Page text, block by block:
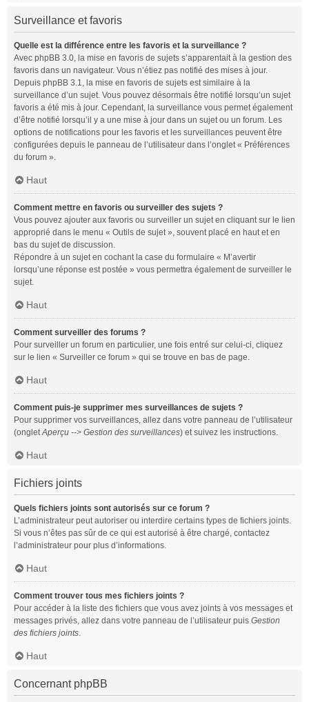
Surveillance et favoris
Quelle est la différence entre les favoris et la surveillance ?
Avec phpBB 3.0, la mise en favoris de sujets s’apparentait à la gestion des
favoris dans un navigateur. Vous n’étiez pas notifié des mises à jour.
Depuis phpBB 3.1, la mise en favoris de sujets est similaire à la
surveillance d’un sujet. Vous pouvez désormais être notifié lorsqu’un sujet
favoris a été mis à jour. Cependant, la surveillance vous permet également
d’être notifié lorsqu’il y a une mise à jour dans un sujet ou un forum. Les
options de notifications pour les favoris et les surveillances peuvent être
configurées depuis le panneau de l’utilisateur dans l’onglet « Préférences
du forum ».
Haut
Comment mettre en favoris ou surveiller des sujets ?
Vous pouvez ajouter aux favoris ou surveiller un sujet en cliquant sur le lien
approprié dans le menu « Outils de sujet », souvent placé en haut et en
bas du sujet de discussion.
Répondre à un sujet en cochant la case du formulaire « M’avertir
lorsqu’une réponse est postée » vous permettra également de surveiller le
sujet.
Haut
Comment surveiller des forums ?
Pour surveiller un forum en particulier, une fois entré sur celui-ci, cliquez
sur le lien « Surveiller ce forum » qui se trouve en bas de page.
Haut
Comment puis-je supprimer mes surveillances de sujets ?
Pour supprimer vos surveillances, allez dans votre panneau de l’utilisateur
(ongletAperçu --> Gestion des surveillances) et suivez les instructions.
Haut
Fichiers joints
Quels fichiers joints sont autorisés sur ce forum ?
L’administrateur peut autoriser ou interdire certains types de fichiers joints.
Si vous n’êtes pas sûr de ce qui est autorisé à être chargé, contactez
l’administrateur pour plus d’informations.
Haut
Comment trouver tous mes fichiers joints ?
Pour accéder à la liste des fichiers que vous avez joints à vos messages et
messages privés, allez dans votre panneau de l’utilisateur puis Gestion
des fichiers joints.
Haut
Concernant phpBB